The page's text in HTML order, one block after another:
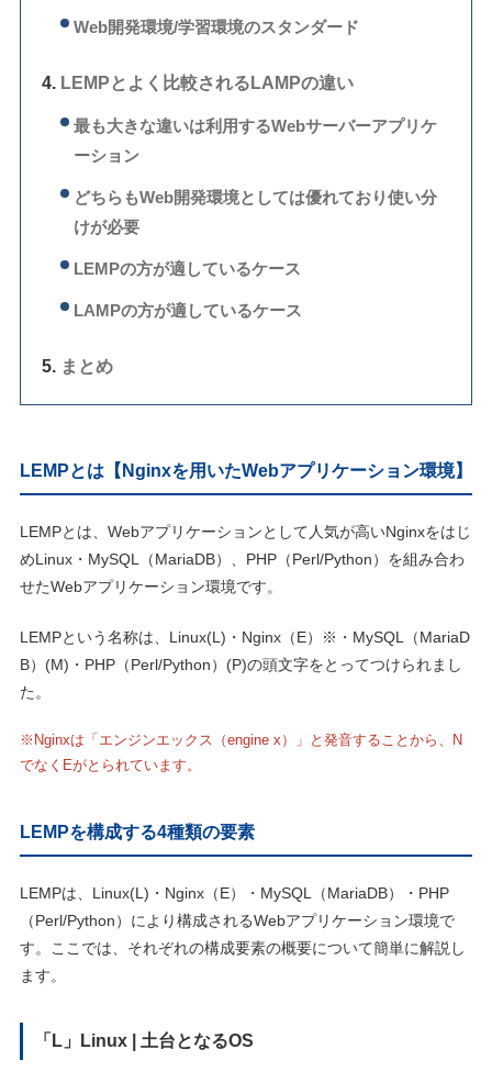
Web開発環境/学習環境のスタンダード
LEMPとよく比較されるLAMPの違い
最も大きな違いは利用するWebサーバーアプリケ
ーション
どちらもWeb開発環境としては優れており使い分
けが必要
LEMPの方が適しているケース
LAMPの方が適しているケース
まとめ
LEMPとは【Nginxを用いたWebアプリケーション環境】
LEMPとは、Webアプリケーションとして人気が高いNginxをはじ
めLinux・MySQL（MariaDB）、PHP（Perl/Python）を組み合わ
せたWebアプリケーション環境です。
LEMPという名称は、Linux(L)・Nginx（E）※・MySQL（MariaD
B）(M)・PHP（Perl/Python）(P)の頭文字をとってつけられまし
た。
※Nginxは「エンジンエックス（engine x）」と発音することから、N
でなくEがとられています。
LEMPを構成する4種類の要素
LEMPは、Linux(L)・Nginx（E）・MySQL（MariaDB）・PHP
（Perl/Python）により構成されるWebアプリケーション環境で
す。ここでは、それぞれの構成要素の概要について簡単に解説し
ます。
「L」Linux | 土台となるOS